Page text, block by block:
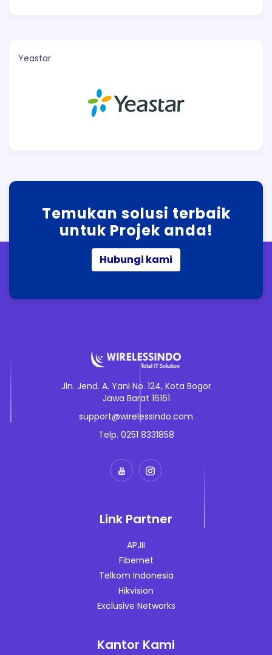
Yeastar
Temukan solusi terbaik
untuk Projek anda!
Hubungi kami
Jln. Jend. A. Yani No. 124, Kota Bogor
Jawa Barat 16161
support@wirelessindo.com
Telp. 0251 8331858
Link Partner
APJII
Fibernet
Telkom Indonesia
Hikvision
Exclusive Networks
Kantor Kami